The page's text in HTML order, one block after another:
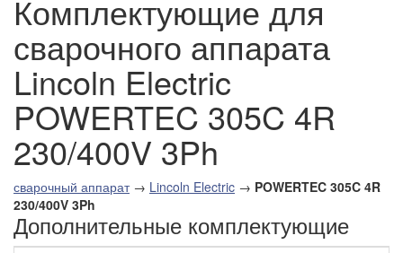
Комплектующие для
сварочного аппарата
Lincoln Electric
POWERTEC 305C 4R
230/400V 3Ph
сварочный аппарат→ Lincoln Electric → POWERTEC 305C 4R
230/400V 3Ph
Дополнительные комплектующие